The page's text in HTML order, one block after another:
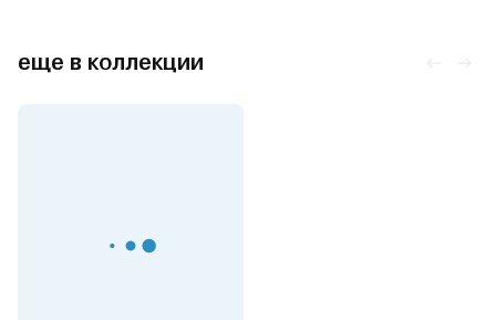
еще в коллекции